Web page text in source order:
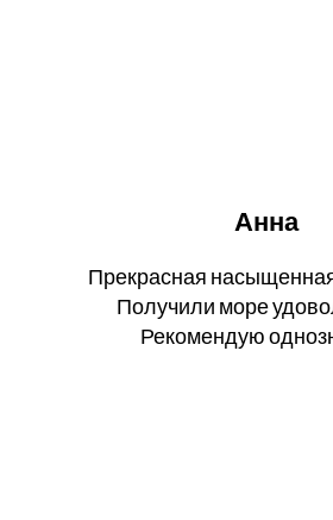
Анна
Прекрасная
Получили море
Рекомендую